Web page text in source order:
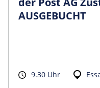
AUSGEBUCHT
9.30 Uhr